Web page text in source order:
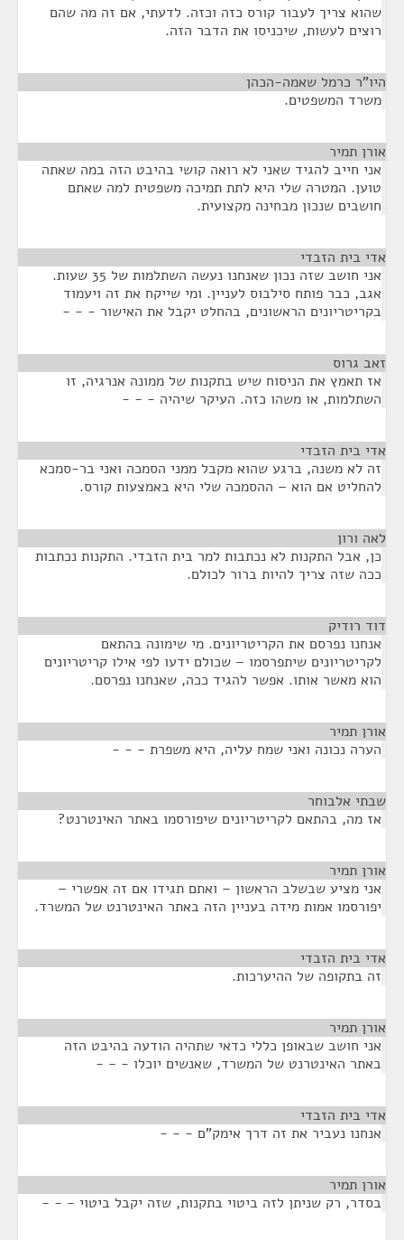
שהוא צריך לעבור קורס כזה וכזה. לדעתי, אם זה מה שהם
רוצים לעשות, שיכניסו את הדבר הזה.
היו"ר כרמל שאמה-הכהן
משרד המשפטים.
אורן תמיר
אני חייב להגיד שאני לא רואה קושי בהיבט הזה במה שאתה
טוען. המטרה שלי היא לתת תמיכה משפטית למה שאתם
חושבים שנכון מבחינה מקצועית.
אדי בית הזבדי
אני חושב שזה נכון שאנחנו נעשה השתלמות של 35 שעות.
אגב, כבר פותח סילבוס לעניין. ומי שייקח את זה ויעמוד
בקריטריונים הראשונים, בהחלט יקבל את האישור - - -
זאב גרוס
אז תאמץ את הניסוח שיש בתקנות של ממונה אנרגיה, זו
השתלמות, או משהו כזה. העיקר שיהיה - - -
אדי בית הזבדי
זה לא משנה, ברגע שהוא מקבל ממני הסמכה ואני בר-סמכא
להחליט אם הוא – ההסמכה שלי היא באמצעות קורס.
לאה ורון
כן, אבל התקנות לא נכתבות למר בית הזבדי. התקנות נכתבות
ככה שזה צריך להיות ברור לכולם.
דוד רודיק
אנחנו נפרסם את הקריטריונים. מי שימונה בהתאם
לקריטריונים שיתפרסמו – שכולם ידעו לפי אילו קריטריונים
הוא מאשר אותו. אפשר להגיד ככה, שאנחנו נפרסם.
אורן תמיר
הערה נכונה ואני שמח עליה, היא משפרת - - -
שבתי אלבוחר
אז מה, בהתאם לקריטריונים שיפורסמו באתר האינטרנט?
אורן תמיר
אני מציע שבשלב הראשון – ואתם תגידו אם זה אפשרי –
יפורסמו אמות מידה בעניין הזה באתר האינטרנט של המשרד.
אדי בית הזבדי
זה בתקופה של ההיערכות.
אורן תמיר
אני חושב שבאופן כללי כדאי שתהיה הודעה בהיבט הזה
באתר האינטרנט של המשרד, שאנשים יוכלו - - -
אדי בית הזבדי
אנחנו נעביר את זה דרך אימק"ם - - -
אורן תמיר
בסדר, רק שניתן לזה ביטוי בתקנות, שזה יקבל ביטוי - - -